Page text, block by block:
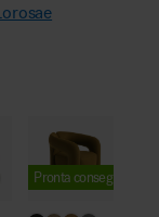
Pronta consegna